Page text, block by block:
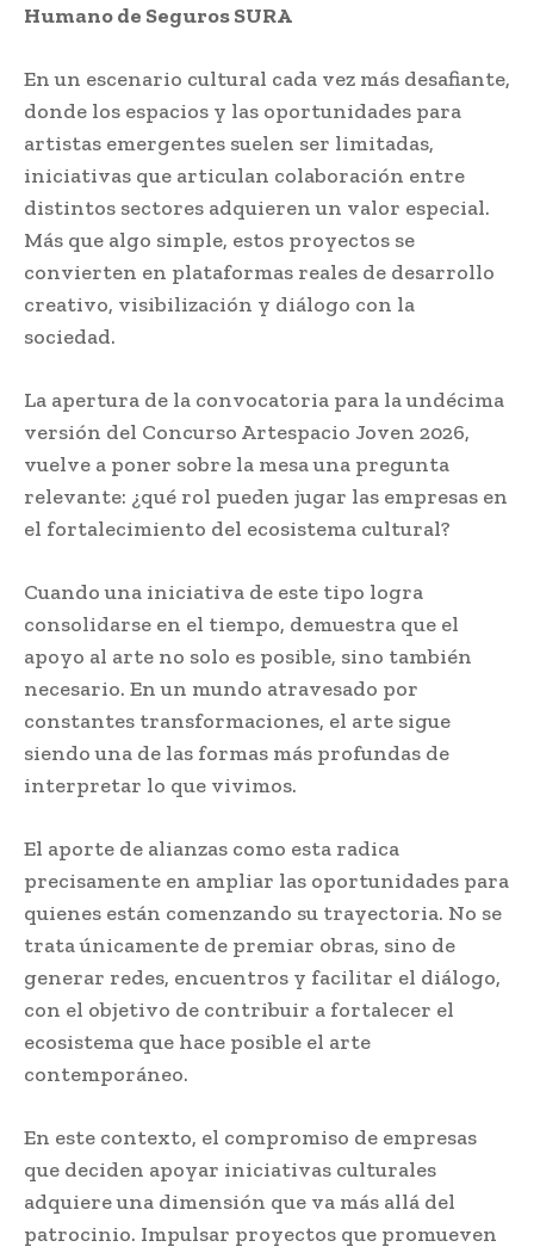
Humano de Seguros SURA
En un escenario cultural cada vez más desafiante,
donde los espacios y las oportunidades para
artistas emergentes suelen ser limitadas,
iniciativas que articulan colaboración entre
distintos sectores adquieren un valor especial.
Más que algo simple, estos proyectos se
convierten en plataformas reales de desarrollo
creativo, visibilización y diálogo con la
sociedad.
La apertura de la convocatoria para la undécima
versión del Concurso Artespacio Joven 2026,
vuelve a poner sobre la mesa una pregunta
relevante: ¿qué rol pueden jugar las empresas en
el fortalecimiento del ecosistema cultural?
Cuando una iniciativa de este tipo logra
consolidarse en el tiempo, demuestra que el
apoyo al arte no solo es posible, sino también
necesario. En un mundo atravesado por
constantes transformaciones, el arte sigue
siendo una de las formas más profundas de
interpretar lo que vivimos.
El aporte de alianzas como esta radica
precisamente en ampliar las oportunidades para
quienes están comenzando su trayectoria. No se
trata únicamente de premiar obras, sino de
generar redes, encuentros y facilitar el diálogo,
con el objetivo de contribuir a fortalecer el
ecosistema que hace posible el arte
contemporáneo.
En este contexto, el compromiso de empresas
que deciden apoyar iniciativas culturales
adquiere una dimensión que va más allá del
patrocinio. Impulsar proyectos que promueven